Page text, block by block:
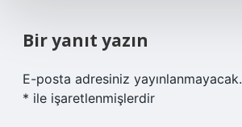
Bir yanıt yazın
E-posta adresiniz yayınlanmayacak.
* ile işaretlenmişlerdir